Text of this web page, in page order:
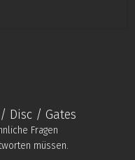
Disc / Gates
Fragen
müssen.